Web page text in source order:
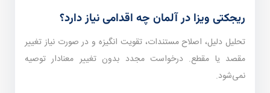
ریجکتی ویزا در آلمان چه اقدامی نیاز دارد؟
تحلیل دلیل، اصلاح مستندات، تقویت انگیزه و در صورت نیاز تغییر
مقصد یا مقطع. درخواست مجدد بدون تغییر معنا‌دار توصیه
نمی‌شود.